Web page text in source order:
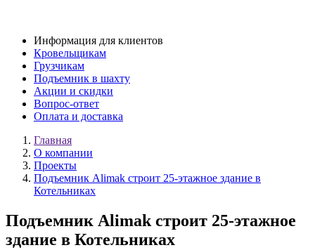
Информация для клиентов
Кровельщикам
Грузчикам
Подъемник в шахту
Акции и скидки
Вопрос-ответ
Оплата и доставка
Главная
О компании
Проекты
Подъемник Alimak строит 25-этажное здание в
Котельниках
Подъемник Alimak строит 25-этажное
здание в Котельниках